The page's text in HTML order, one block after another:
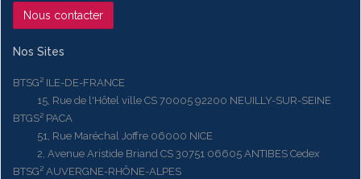
Nous contacter
Nos Sites
BTSG² ILE-DE-FRANCE
15, Rue de l'Hôtel ville CS 70005 92200 NEUILLY-SUR-SEINE
BTGS² PACA
51, Rue Maréchal Joffre 06000 NICE
2, Avenue Aristide Briand CS 30751 06605 ANTIBES Cedex
BTSG² AUVERGNE-RHÔNE-ALPES